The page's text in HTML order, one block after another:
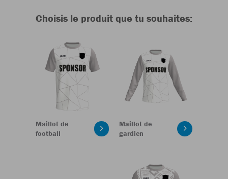
Choisis le produit que tu souhaites:
Maillot de
football
Maillot de
gardien